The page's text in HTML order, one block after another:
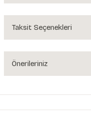
Ürün
Taksit Seçenekleri
Önerileriniz
yetersiz gördüğünüz
Görüş ve önerileriniz için